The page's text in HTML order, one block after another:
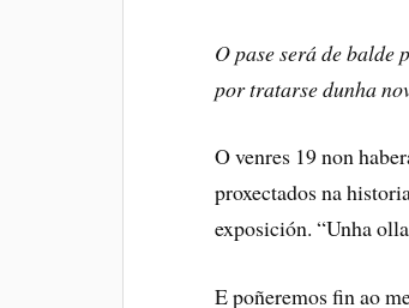
O pase será de balde
por tratarse dunha
O venres 19 non
proxectados na
exposición. “Unha
E poñeremos fin ao